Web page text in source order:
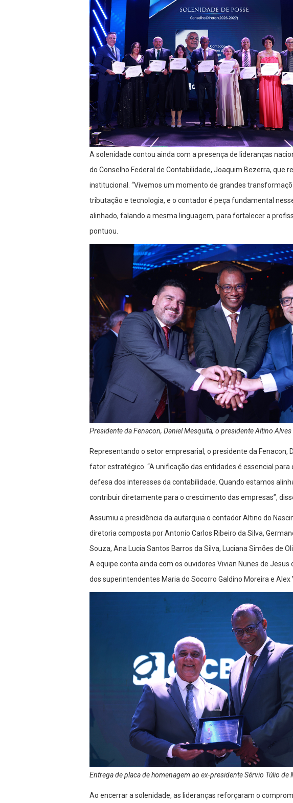
A solenidade contou ainda com a presença de lideranças
do Conselho Federal de Contabilidade, Joaquim Bezerra, que
institucional. “Vivemos um momento de grandes
tributação e tecnologia, e o contador é peça fundamental
alinhado, falando a mesma linguagem, para fortalecer a
pontuou.
Presidente da Fenacon, Daniel Mesquita, o presidente Altino
Representando o setor empresarial, o presidente da Fenacon,
fator estratégico. “A unificação das entidades é essencial
defesa dos interesses da contabilidade. Quando estamos
contribuir diretamente para o crescimento das empresas”,
Assumiu a presidência da autarquia o contador Altino do
diretoria composta por Antonio Carlos Ribeiro da Silva,
Souza, Ana Lucia Santos Barros da Silva, Luciana Simões de
A equipe conta ainda com os ouvidores Vivian Nunes de Jesus
dos superintendentes Maria do Socorro Galdino Moreira e Alex
Entrega de placa de homenagem ao ex-presidente Sérvio Túlio de
Ao encerrar a solenidade, as lideranças reforçaram o